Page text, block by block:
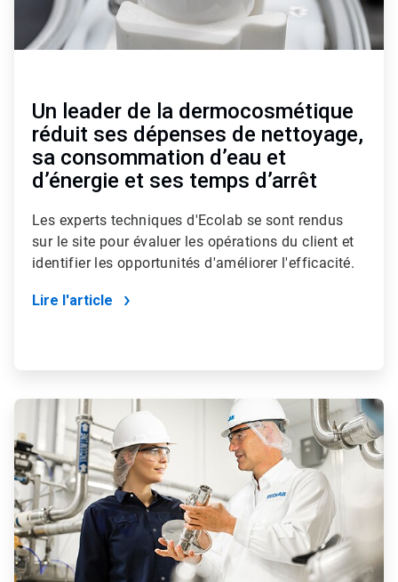
Un leader de la dermocosmétique
réduit ses dépenses de nettoyage,
sa consommation d’eau et
d’énergie et ses temps d’arrêt
Les experts techniques d'Ecolab se sont rendus
sur le site pour évaluer les opérations du client et
identifier les opportunités d'améliorer l'efficacité.
Lire l'article
ArticleTile
de
4